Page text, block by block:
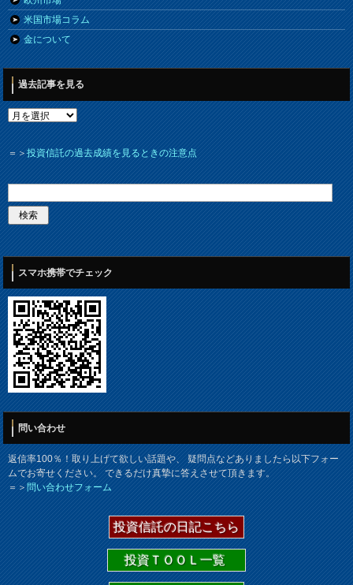
米国市場コラム
金について
過去記事を見る
＝＞投資信託の過去成績を見るときの注意点
スマホ携帯でチェック
問い合わせ
返信率100％！取り上げて欲しい話題や、 疑問点などありましたら以下フォー
ムでお寄せください。 できるだけ真摯に答えさせて頂きます。
＝＞問い合わせフォーム
投資信託の日記こちら
投資ＴＯＯＬ一覧